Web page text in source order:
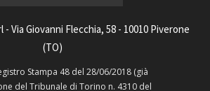
Via Giovanni Flecchia, 58 - 10010 Piverone
(TO)
Stampa 48 del 28/06/2018 (già
del Tribunale di Torino n. 4310 del